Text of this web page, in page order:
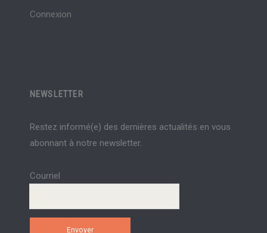
Connexion
NEWSLETTER
Restez informé(e) des dernières actualités en vous
abonnant à notre newsletter.
Courriel